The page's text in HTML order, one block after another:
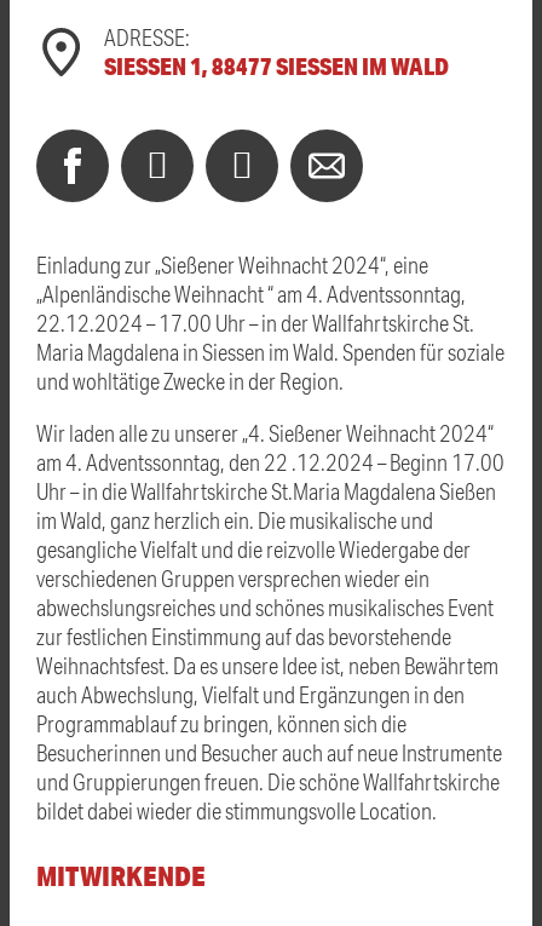
ADRESSE:
SIESSEN 1, 88477 SIESSEN IM WALD
Einladung zur „Sießener Weihnacht 2024“, eine
„Alpenländische Weihnacht “ am 4. Adventssonntag,
22.12.2024 – 17.00 Uhr – in der Wallfahrtskirche St.
Maria Magdalena in Siessen im Wald. Spenden für soziale
und wohltätige Zwecke in der Region.
Wir laden alle zu unserer „4. Sießener Weihnacht 2024“
am 4. Adventssonntag, den 22 .12.2024 – Beginn 17.00
Uhr – in die Wallfahrtskirche St.Maria Magdalena Sießen
im Wald, ganz herzlich ein. Die musikalische und
gesangliche Vielfalt und die reizvolle Wiedergabe der
verschiedenen Gruppen versprechen wieder ein
abwechslungsreiches und schönes musikalisches Event
zur festlichen Einstimmung auf das bevorstehende
Weihnachtsfest. Da es unsere Idee ist, neben Bewährtem
auch Abwechslung, Vielfalt und Ergänzungen in den
Programmablauf zu bringen, können sich die
Besucherinnen und Besucher auch auf neue Instrumente
und Gruppierungen freuen. Die schöne Wallfahrtskirche
bildet dabei wieder die stimmungsvolle Location.
MITWIRKENDE